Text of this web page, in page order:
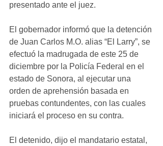
presentado ante el juez.
El gobernador informó que la detención
de Juan Carlos M.O. alias “El Larry”, se
efectuó la madrugada de este 25 de
diciembre por la Policía Federal en el
estado de Sonora, al ejecutar una
orden de aprehensión basada en
pruebas contundentes, con las cuales
iniciará el proceso en su contra.
El detenido, dijo el mandatario estatal,